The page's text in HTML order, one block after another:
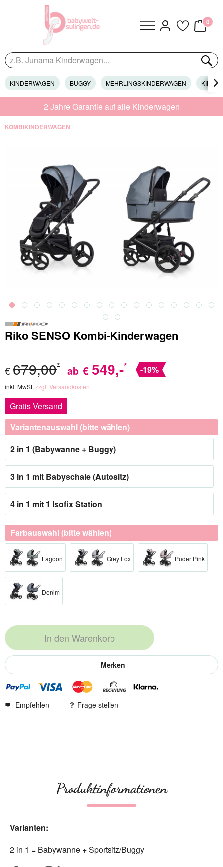
0
KINDERWAGEN BUGGY MEHRLINGSKINDERWAGEN 
2 Jahre Garantie auf alle Kinderwagen
KOMBIKINDERWAGEN
Riko SENSO Kombi-Kinderwagen
€679,00* ab € 549,-* -19%
inkl. MwSt. zzgl. Versandkosten
Gratis Versand
Variantenauswahl (bitte wählen)
2 in 1 (Babywanne + Buggy)
3 in 1 mit Babyschale (Autositz)
4 in 1 mit 1 Isofix Station
Farbauswahl (bitte wählen)
Lagoon Grey Fox Puder Pink
Denim
In den Warenkorb
Merken
Empfehlen Frage stellen
Produktinformationen
Varianten:
2 in 1 = Babywanne + Sportsitz/Buggy